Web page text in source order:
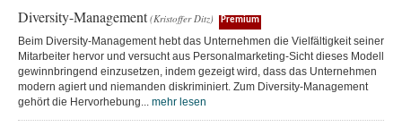
Diversity-Management (Kristoffer Ditz) Premium
Beim Diversity-Management hebt das Unternehmen die Vielfältigkeit seiner
Mitarbeiter hervor und versucht aus Personalmarketing-Sicht dieses Modell
gewinnbringend einzusetzen, indem gezeigt wird, dass das Unternehmen
modern agiert und niemanden diskriminiert. Zum Diversity-Management
gehört die Hervorhebung... mehr lesen